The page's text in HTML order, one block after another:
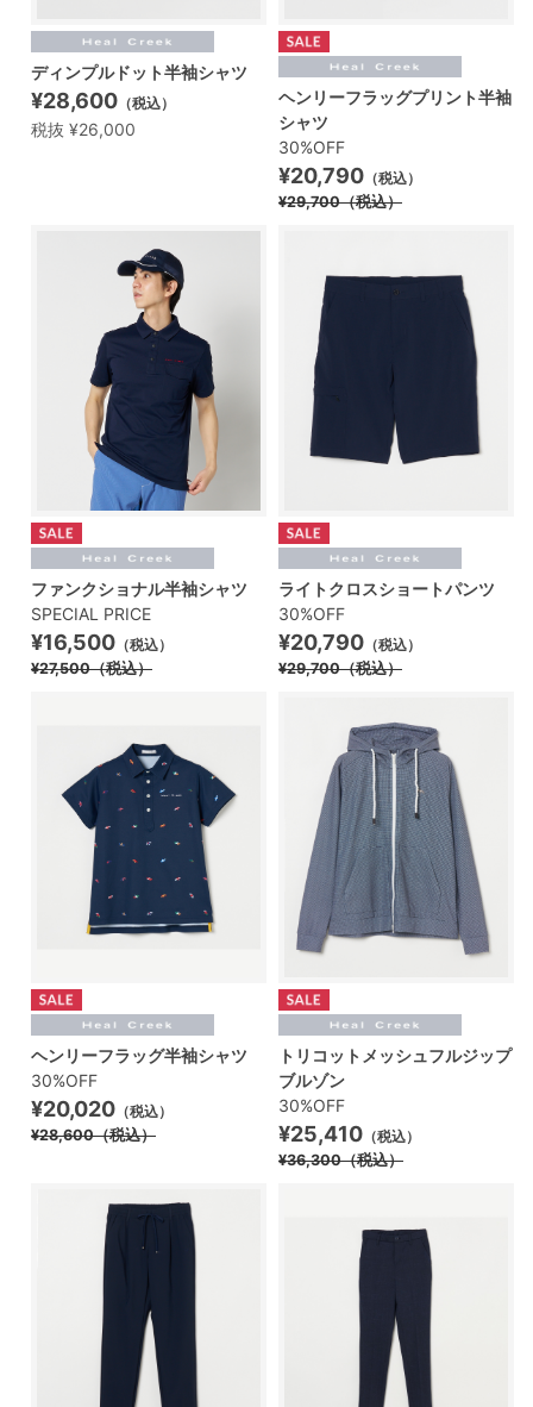
ディンプルドット半袖シャツ
¥28,600 （税込）
税抜 ¥26,000
ヘンリーフラッグプリント半袖
シャツ
30%OFF
¥20,790 （税込）
¥29,700（税込）
ファンクショナル半袖シャツ
SPECIAL PRICE
¥16,500 （税込）
¥27,500（税込）
ライトクロスショートパンツ
30%OFF
¥20,790 （税込）
¥29,700（税込）
ヘンリーフラッグ半袖シャツ
30%OFF
¥20,020 （税込）
¥28,600（税込）
トリコットメッシュフルジップ
ブルゾン
30%OFF
¥25,410 （税込）
¥36,300（税込）